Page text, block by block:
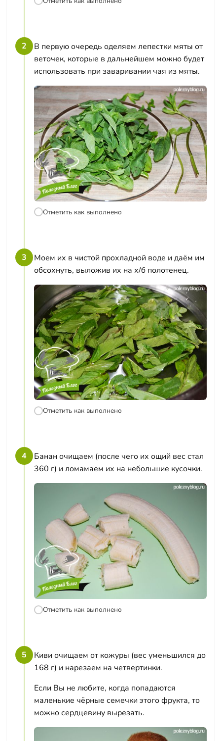
2
В первую очередь оделяем лепестки мяты от
веточек, которые в дальнейшем можно будет
использовать при заваривании чая из мяты.
Отметить как выполнено
3
Моем их в чистой прохладной воде и даём им
обсохнуть, выложив их на х/б полотенец.
Отметить как выполнено
4
Банан очищаем (после чего их ощий вес стал
360 г) и ломамаем их на небольшие кусочки.
Отметить как выполнено
5
Киви очищаем от кожуры (вес уменьшился до
168 г) и нарезаем на четвертинки.
Если Вы не любите, когда попадаются
маленькие чёрные семечки этого фрукта, то
можно сердцевину вырезать.